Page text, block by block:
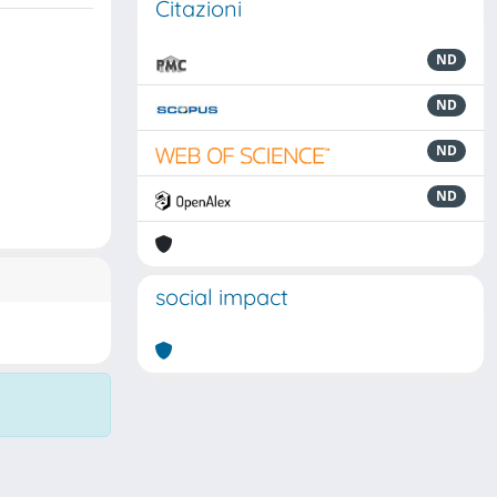
Citazioni
ND
ND
ND
ND
social impact